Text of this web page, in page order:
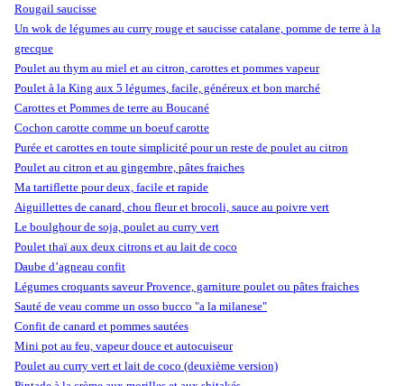
Rougail saucisse
Un wok de légumes au curry rouge et saucisse catalane, pomme de terre à la
grecque
Poulet au thym au miel et au citron, carottes et pommes vapeur
Poulet à la King aux 5 légumes, facile, généreux et bon marché
Carottes et Pommes de terre au Boucané
Cochon carotte comme un boeuf carotte
Purée et carottes en toute simplicité pour un reste de poulet au citron
Poulet au citron et au gingembre, pâtes fraiches
Ma tartiflette pour deux, facile et rapide
Aiguillettes de canard, chou fleur et brocoli, sauce au poivre vert
Le boulghour de soja, poulet au curry vert
Poulet thaï aux deux citrons et au lait de coco
Daube d’agneau confit
Légumes croquants saveur Provence, garniture poulet ou pâtes fraiches
Sauté de veau comme un osso bucco "a la milanese"
Confit de canard et pommes sautées
Mini pot au feu, vapeur douce et autocuiseur
Poulet au curry vert et lait de coco (deuxième version)